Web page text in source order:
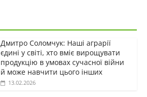
Дмитро Соломчук: Наші аграрії
єдині у світі, хто вміє вирощувати
продукцію в умовах сучасної війни
й може навчити цього інших
13.02.2026